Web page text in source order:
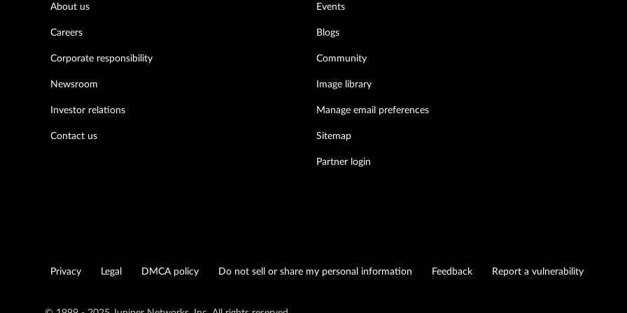
About us
Careers
Corporate responsibility
Newsroom
Investor relations
Contact us
Events
Blogs
Community
Image library
Manage email preferences
Sitemap
Partner login
Privacy Legal DMCA policy Do not sell or share my personal information Feedback Report a vulnerability